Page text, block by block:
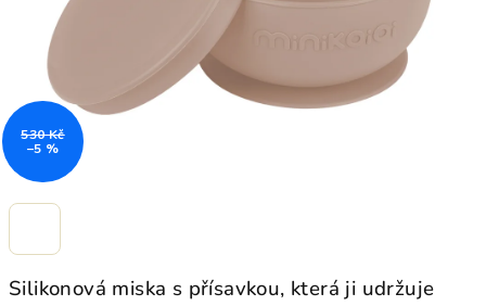
Silikonová miska s přísavkou, která ji udržuje
530 Kč
–5 %